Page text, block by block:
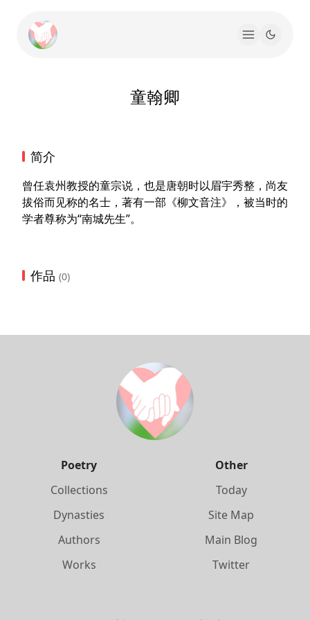
童翰卿
简介
曾任袁州教授的童宗说，也是唐朝时以眉宇秀整，尚友
拔俗而见称的名士，著有一部《柳文音注》，被当时的
学者尊称为“南城先生”。
作品 (0)
Poetry
Collections
Dynasties
Authors
Works
Other
Today
Site Map
Main Blog
Twitter